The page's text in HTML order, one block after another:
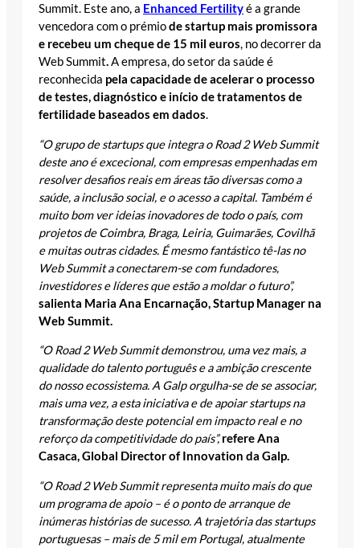
Summit. Este ano, a Enhanced Fertilityé a grande
vencedora com o prémiode startup mais promissora
e recebeu um cheque de 15 mil euros, no decorrer da
Web Summit.A empresa, do setor da saúde é
reconhecida pela capacidade de acelerar o processo
de testes, diagnóstico e início de tratamentos de
fertilidade baseados em dados.
“O grupo de startups que integra o Road 2 Web Summit
deste ano é excecional, com empresas empenhadas em
resolver desafios reais em áreas tão diversas como a
saúde, a inclusão social, e o acesso a capital. Também é
muito bom ver ideias inovadores de todo o país, com
projetos de Coimbra, Braga, Leiria, Guimarães, Covilhã
e muitas outras cidades. É mesmo fantástico tê-las no
Web Summit a conectarem-se com fundadores,
investidores e líderes que estão a moldar o futuro”,
salienta Maria Ana Encarnação, Startup Manager na
Web Summit.
“O Road 2 Web Summit demonstrou, uma vez mais, a
qualidade do talento português e a ambição crescente
do nosso ecossistema. A Galp orgulha-se de se associar,
mais uma vez, a esta iniciativa e de apoiar startups na
transformação deste potencial em impacto real e no
reforço da competitividade do país”, refere Ana
Casaca, Global Director of Innovation da Galp.
“O Road 2 Web Summit representa muito mais do que
um programa de apoio – é o ponto de arranque de
inúmeras histórias de sucesso. A trajetória das startups
portuguesas – mais de 5 mil em Portugal, atualmente